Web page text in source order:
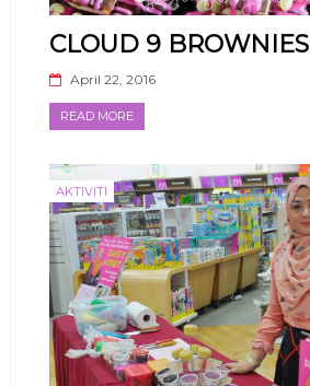
CLOUD 9 BROWNIES
April 22, 2016
READ MORE
AKTIVITI